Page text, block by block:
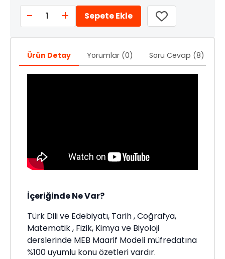
- 1 + Sepete Ekle
Ürün Detay Yorumlar (0) Soru Cevap (8)
İçeriğinde Ne Var?
Türk Dili ve Edebiyatı, Tarih , Coğrafya,
Matematik , Fizik, Kimya ve Biyoloji
derslerinde MEB Maarif Modeli müfredatına
%100 uyumlu konu özetleri vardır.